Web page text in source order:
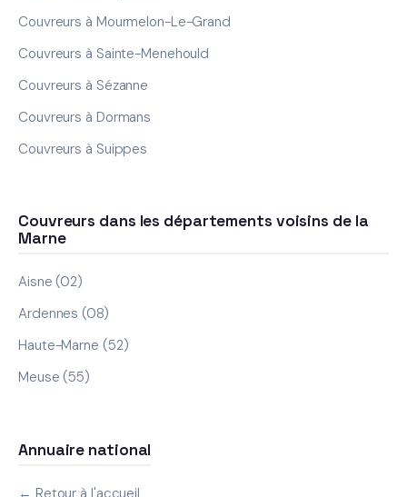
Couvreurs à Mourmelon-Le-Grand
Couvreurs à Sainte-Menehould
Couvreurs à Sézanne
Couvreurs à Dormans
Couvreurs à Suippes
Couvreurs dans les départements voisins de la
Marne
Aisne (02)
Ardennes (08)
Haute-Marne (52)
Meuse (55)
Annuaire national
← Retour à l'accueil